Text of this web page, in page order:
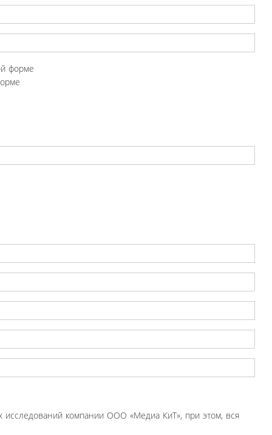
форме
компании ООО «Медиа КиТ», при этом, вся